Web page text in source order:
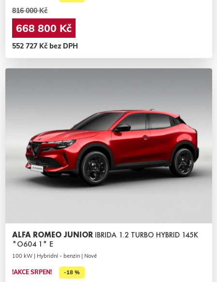
816 000 Kč
668 800 Kč
552 727 Kč bez DPH
ALFA ROMEO JUNIOR IBRIDA 1.2 TURBO HYBRID 145K
*O604 1* E
100 kW | Hybridní - benzin | Nové
!AKCE SRPEN! -18 %